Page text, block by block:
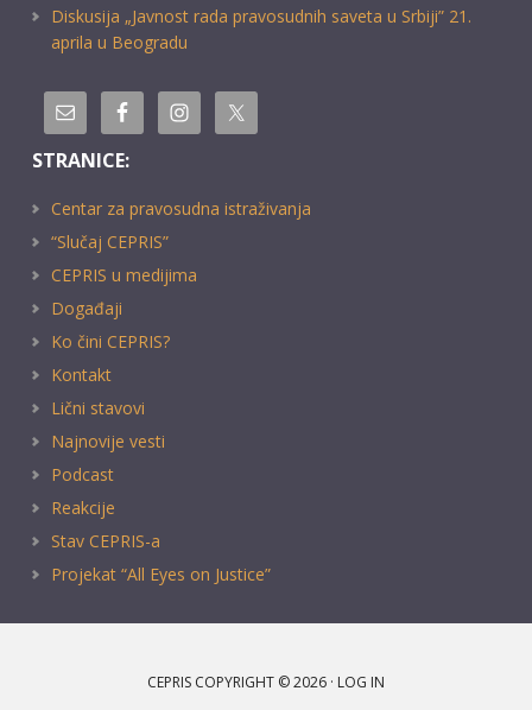
Diskusija „Javnost rada pravosudnih saveta u Srbiji” 21.
aprila u Beogradu
STRANICE:
Centar za pravosudna istraživanja
“Slučaj CEPRIS”
CEPRIS u medijima
Događaji
Ko čini CEPRIS?
Kontakt
Lični stavovi
Najnovije vesti
Podcast
Reakcije
Stav CEPRIS-a
Projekat “All Eyes on Justice”
CEPRIS COPYRIGHT © 2026 · LOG IN